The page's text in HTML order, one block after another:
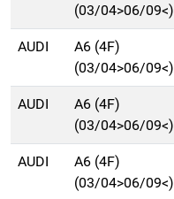
(03/04>06/09<)
AUDI
A6 (4F)
(03/04>06/09<)
AUDI
A6 (4F)
(03/04>06/09<)
AUDI
A6 (4F)
(03/04>06/09<)